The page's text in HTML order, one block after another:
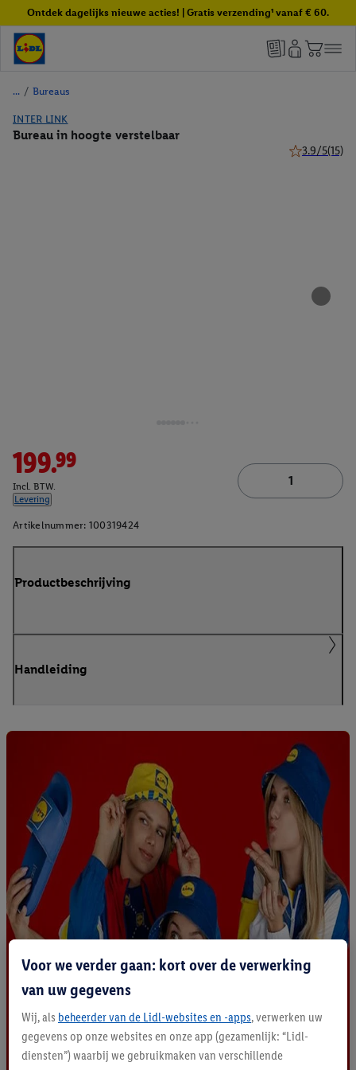
Ontdek dagelijks nieuwe acties! | Gratis verzending¹ vanaf € 60.
/ Bureaus
INTER LINK
Bureau in hoogte verstelbaar
3.9/5(15)
199.99
Incl. BTW.
Levering
Artikelnummer: 100319424
Productbeschrijving
Handleiding
Voor we verder gaan: kort over de verwerking
van uw gegevens
Wij, als beheerder van de Lidl-websites en -apps, verwerken uw
gegevens op onze websites en onze app (gezamenlijk: “Lidl-
diensten”) waarbij we gebruikmaken van verschillende